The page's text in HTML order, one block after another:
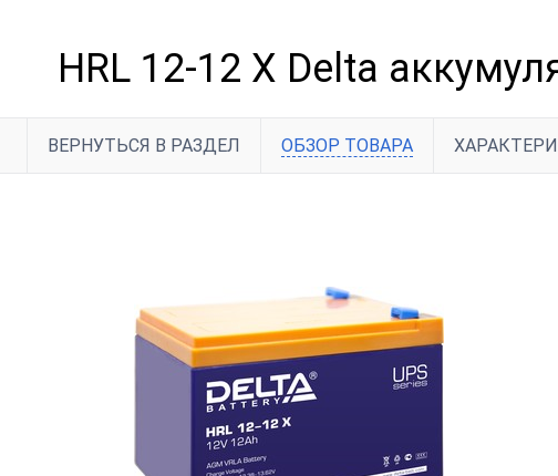
HRL 12-12 X Delta
ВЕРНУТЬСЯ В РАЗДЕЛ ОБЗОР ТОВАРА